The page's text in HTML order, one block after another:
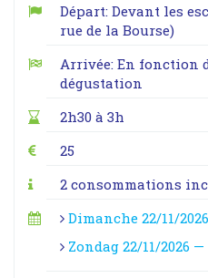
Départ: Devant les
rue de la Bourse)
Arrivée: En fonction
dégustation
2h30 à 3h
25
2 consommations
Dimanche 22/11/
Zondag 22/11/2026